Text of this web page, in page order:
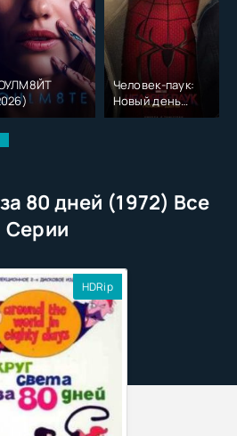
Человек-паук:
Новый день
(2026)
80 дней (1972) Все
Серии
HDRip